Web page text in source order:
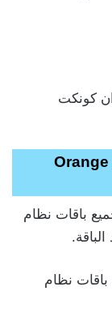
كونكت
ما هي مدة الاشتراكات الترفيهية على Orange
باقات نظام
نظام